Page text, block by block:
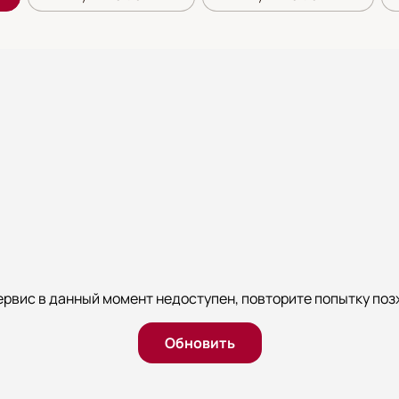
в данный момент недоступен, повторите попытку
Обновить